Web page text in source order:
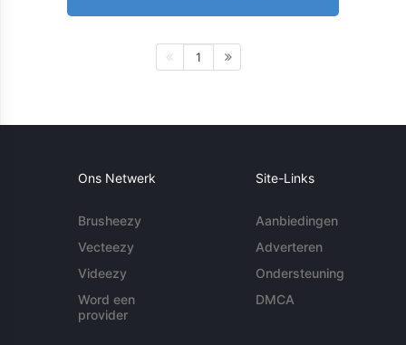
1
Ons Netwerk
Brusheezy
Vecteezy
Videezy
Word een
provider
Site-Links
Aanbiedingen
Adverteren
Ondersteuning
DMCA